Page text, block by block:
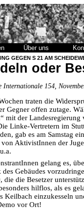
Über uns
GEGEN S 21 AM
oder
Internationale 154,
traten die
Gegner offen zutage.
mit der Landesregierung
Linke-Vertretern im
gab es am Samstag
von AktivistInnen der
gelang es,
des Gebäudes
die die Besetzer
hilflos, als es
Keilbach einzukesseln
vor Ort!